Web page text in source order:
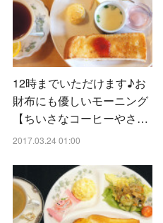
12時までいただけます♪お
財布にも優しいモーニング
【ちいさなコーヒーやさ…
2017.03.24 01:00